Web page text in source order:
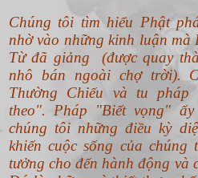
Chúng tôi tìm hiểu Phật
nhờ vào những kinh luận mà
Từ đã giảng (được quay
nhô bán ngoài chợ trời).
Thường Chiếu và tu pháp
theo".Pháp "Biết vọng"
chúng tôi những điều kỳ
khiến cuộc sống của
tưởng cho đến hành động và